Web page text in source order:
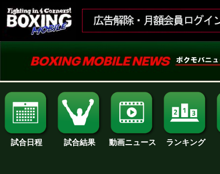
試合日程 試合結果 動画ニュース ランキング